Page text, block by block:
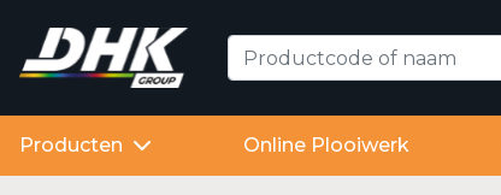
Producten Online Plooiwerk